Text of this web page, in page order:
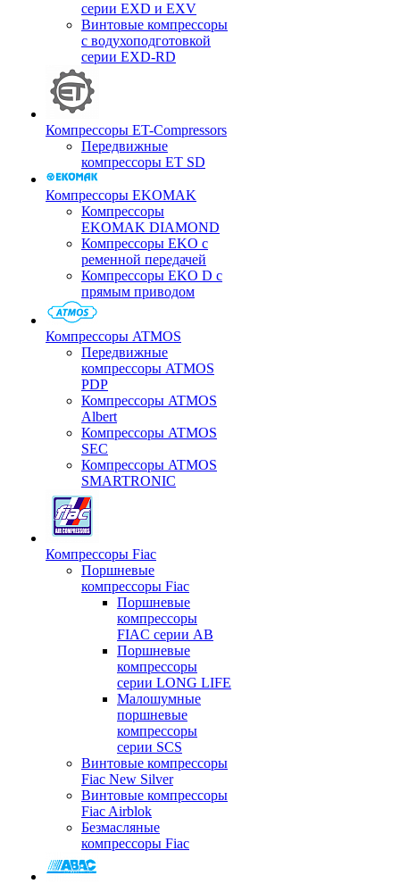
серии EXD и EXV
Винтовые компрессоры
с водухоподготовкой
серии EXD-RD
Компрессоры ET-Compressors
Передвижные
компрессоры ET SD
Компрессоры EKOMAK
Компрессоры
EKOMAK DIAMOND
Компрессоры EKO c
ременной передачей
Компрессоры EKO D с
прямым приводом
Компрессоры ATMOS
Передвижные
компрессоры ATMOS
PDP
Компрессоры ATMOS
Albert
Компрессоры ATMOS
SEC
Компрессоры ATMOS
SMARTRONIC
Компрессоры Fiac
Поршневые
компрессоры Fiac
Поршневые
компрессоры
FIAC серии AB
Поршневые
компрессоры
серии LONG LIFE
Малошумные
поршневые
компрессоры
серии SCS
Винтовые компрессоры
Fiac New Silver
Винтовые компрессоры
Fiac Airblok
Безмасляные
компрессоры Fiac